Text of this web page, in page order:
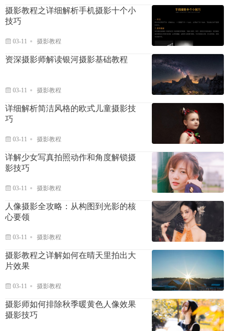
摄影教程之详细解析手机摄影十个小
技巧
03-11 摄影教程
资深摄影师解读银河摄影基础教程
03-11 摄影教程
详细解析简洁风格的欧式儿童摄影技
巧
03-11 摄影教程
详解少女写真拍照动作和角度解锁摄
影技巧
03-11 摄影教程
人像摄影全攻略：从构图到光影的核
心要领
03-11 摄影教程
摄影教程之详解如何在晴天里拍出大
片效果
03-11 摄影教程
摄影师如何排除秋季暖黄色人像效果
摄影技巧